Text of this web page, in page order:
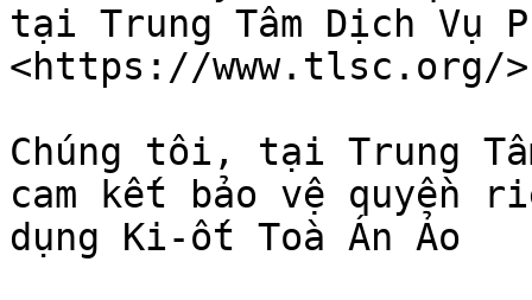
tại Trung Tâm Dịch Vụ
<https://www.tlsc.org/>
Chúng tôi, tại Trung
cam kết bảo vệ quyền
dụng Ki-ốt Toà Án Ảo